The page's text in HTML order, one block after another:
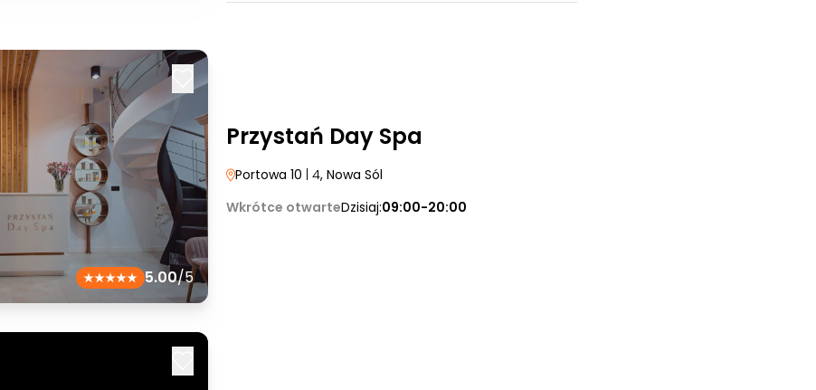
5.00/5
Przystań Day Spa
Portowa 10 | 4, Nowa Sól
Wkrótce otwarteDzisiaj:09:00-20:00